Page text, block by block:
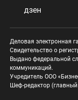
дзен
Деловая электронная
Свидетельство о
Выдано федеральной
коммуникаций.
Учредитель ООО
Шеф-редактор